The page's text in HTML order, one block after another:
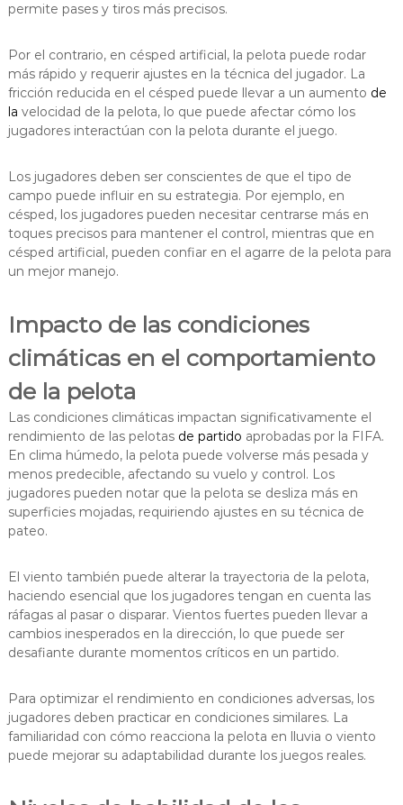
permite pases y tiros más precisos.
Por el contrario, en césped artificial, la pelota puede rodar
más rápido y requerir ajustes en la técnica del jugador. La
fricción reducida en el césped puede llevar a un aumento de
la velocidad de la pelota, lo que puede afectar cómo los
jugadores interactúan con la pelota durante el juego.
Los jugadores deben ser conscientes de que el tipo de
campo puede influir en su estrategia. Por ejemplo, en
césped, los jugadores pueden necesitar centrarse más en
toques precisos para mantener el control, mientras que en
césped artificial, pueden confiar en el agarre de la pelota para
un mejor manejo.
Impacto de las condiciones
climáticas en el comportamiento
de la pelota
Las condiciones climáticas impactan significativamente el
rendimiento de las pelotas de partido aprobadas por la FIFA.
En clima húmedo, la pelota puede volverse más pesada y
menos predecible, afectando su vuelo y control. Los
jugadores pueden notar que la pelota se desliza más en
superficies mojadas, requiriendo ajustes en su técnica de
pateo.
El viento también puede alterar la trayectoria de la pelota,
haciendo esencial que los jugadores tengan en cuenta las
ráfagas al pasar o disparar. Vientos fuertes pueden llevar a
cambios inesperados en la dirección, lo que puede ser
desafiante durante momentos críticos en un partido.
Para optimizar el rendimiento en condiciones adversas, los
jugadores deben practicar en condiciones similares. La
familiaridad con cómo reacciona la pelota en lluvia o viento
puede mejorar su adaptabilidad durante los juegos reales.